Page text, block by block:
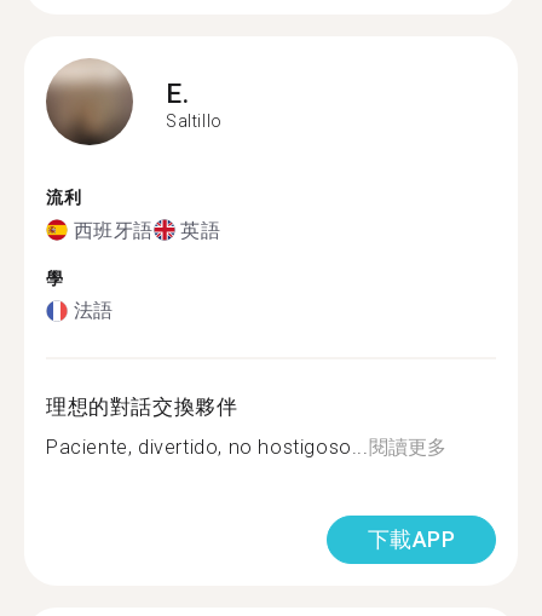
E.
Saltillo
流利
西班牙語 英語
學
法語
理想的對話交換夥伴
Paciente, divertido, no hostigoso...閱讀更多
下載APP